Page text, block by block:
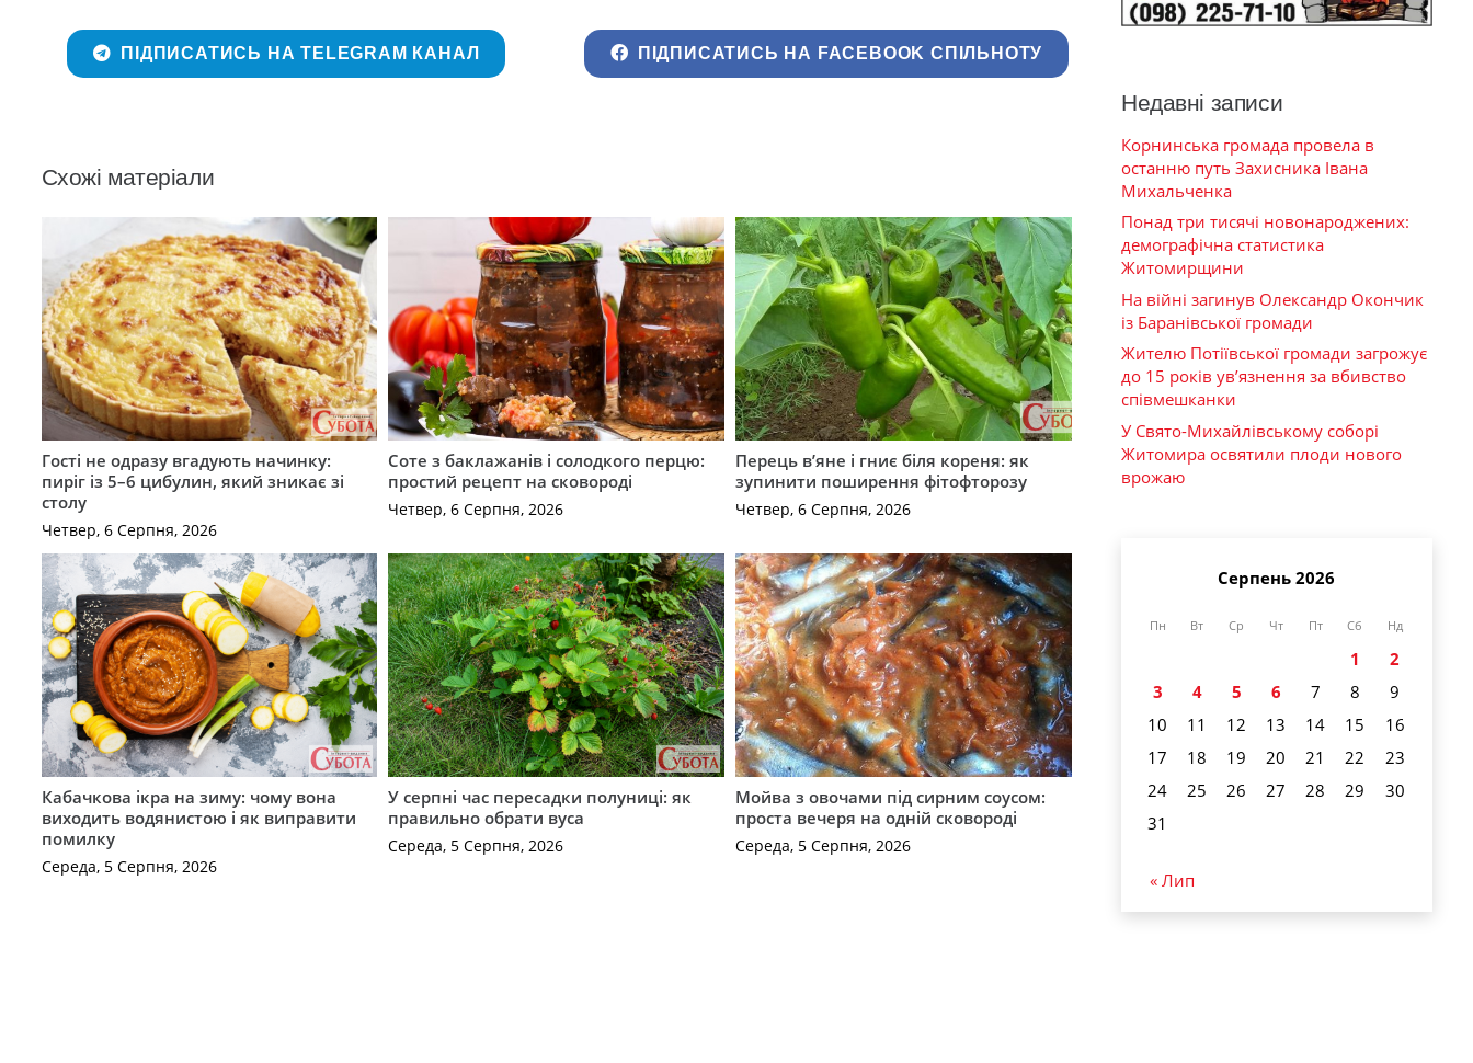
ПІДПИСАТИСЬ НА TELEGRAM КАНАЛ ПІДПИСАТИСЬ НА FACEBOOK СПІЛЬНОТУ
Схожі матеріали
Гості не одразу вгадують начинку:
пиріг із 5–6 цибулин, який зникає зі
столу
Четвер, 6 Серпня, 2026
Соте з баклажанів і солодкого перцю:
простий рецепт на сковороді
Четвер, 6 Серпня, 2026
Перець в’яне і гниє біля кореня: як
зупинити поширення фітофторозу
Четвер, 6 Серпня, 2026
Кабачкова ікра на зиму: чому вона
виходить водянистою і як виправити
помилку
Середа, 5 Серпня, 2026
У серпні час пересадки полуниці: як
правильно обрати вуса
Середа, 5 Серпня, 2026
Мойва з овочами під сирним соусом:
проста вечеря на одній сковороді
Середа, 5 Серпня, 2026
Недавні записи
Корнинська громада провела в
останню путь Захисника Івана
Михальченка
Понад три тисячі новонароджених:
демографічна статистика
Житомирщини
На війні загинув Олександр Окончик
із Баранівської громади
Жителю Потіївської громади загрожує
до 15 років ув’язнення за вбивство
співмешканки
У Свято-Михайлівському соборі
Житомира освятили плоди нового
врожаю
Серпень 2026
Пн Вт Ср Чт Пт Сб Нд
1
2
3
4 5 6 7 8
9
10
11 12 13 14 15
16
17
18 19 20 21 22
23
24
25 26 27 28 29
30
31
« Лип